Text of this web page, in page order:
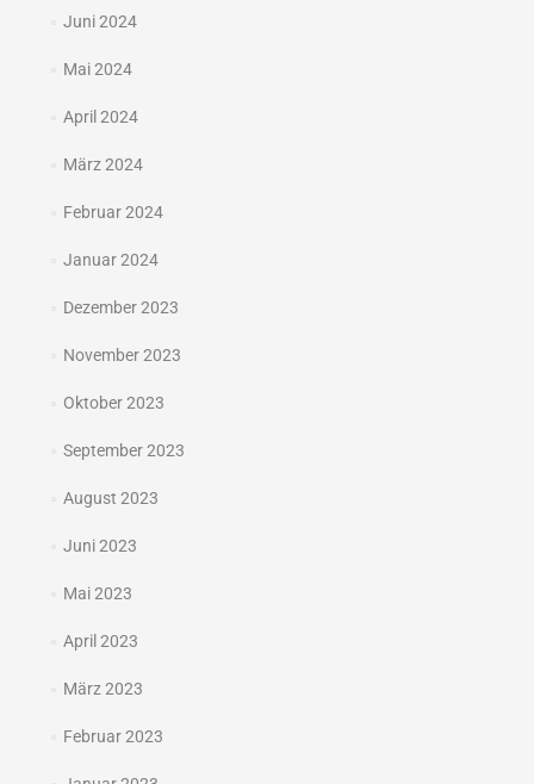
Juni 2024
Mai 2024
April 2024
März 2024
Februar 2024
Januar 2024
Dezember 2023
November 2023
Oktober 2023
September 2023
August 2023
Juni 2023
Mai 2023
April 2023
März 2023
Februar 2023